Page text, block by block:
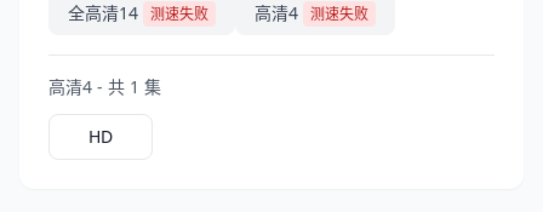
全高清14 测速失败 高清4 测速失败
高清4 - 共 1 集
HD